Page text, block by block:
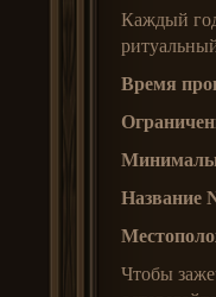
Каждый
Время
Название
Чтобы